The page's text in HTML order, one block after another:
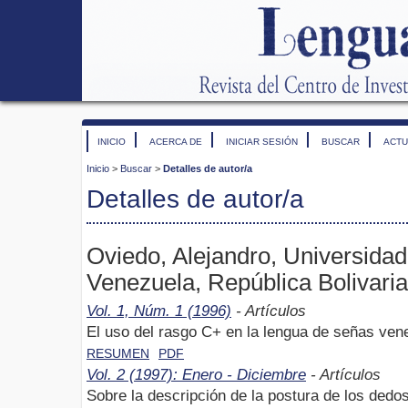
INICIO ACERCA DE INICIAR SESIÓN BUSCAR
Inicio > Buscar > Detalles de autor/a
Detalles de autor/a
Oviedo, Alejandro,
Venezuela, República
Vol. 1, Núm. 1 (1996) - Artículos
El uso del rasgo C+ en la lengua de señas
RESUMEN PDF
Vol. 2 (1997): Enero - Diciembre - Artículos
Sobre la descripción de la postura de los